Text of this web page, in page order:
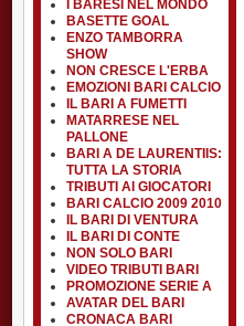
I BARESI NEL MONDO
BASETTE GOAL
ENZO TAMBORRA
SHOW
NON CRESCE L'ERBA
EMOZIONI BARI CALCIO
IL BARI A FUMETTI
MATARRESE NEL
PALLONE
BARI A DE LAURENTIIS:
TUTTA LA STORIA
TRIBUTI AI GIOCATORI
BARI CALCIO 2009 2010
IL BARI DI VENTURA
IL BARI DI CONTE
NON SOLO BARI
VIDEO TRIBUTI BARI
PROMOZIONE SERIE A
AVATAR DEL BARI
CRONACA BARI